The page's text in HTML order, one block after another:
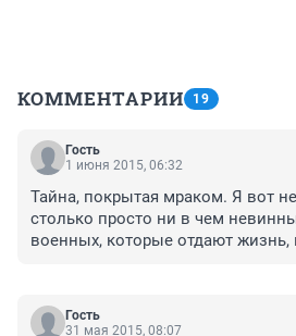
КОММЕНТАРИИ 19
Гость
1 июня 2015, 06:32
Тайна, покрытая мраком. Я вот
столько просто ни в чем
военных, которые отдают жизнь,
Гость
31 мая 2015, 08:07